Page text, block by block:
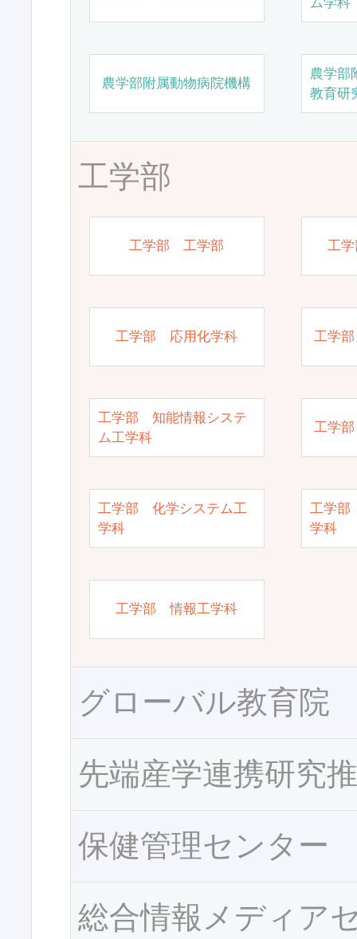
農学部附属動物病院機構
農学部
教育研
工学部
工学部 工学部 工
工学部 応用化学科 工学
工学部 知能情報システ
ム工学科
工学
工学部 化学システム工
学科
工学部
学科
工学部 情報工学科
グローバル教育院
先端産学連携研究
保健管理センター
総合情報メディア